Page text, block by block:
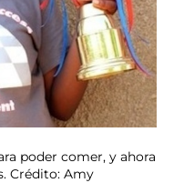
poder comer, y ahora
Crédito: Amy